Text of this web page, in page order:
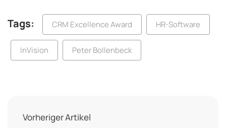
Tags: CRM Excellence Award HR-Software
InVision Peter Bollenbeck
Vorheriger Artikel